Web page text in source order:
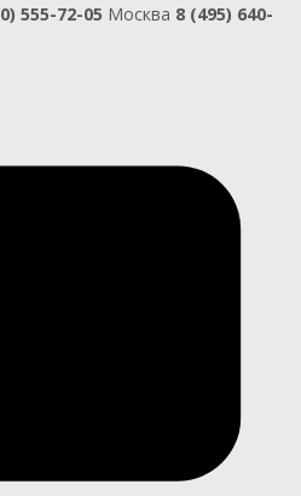
555-72-05 Москва 8 (495) 640-